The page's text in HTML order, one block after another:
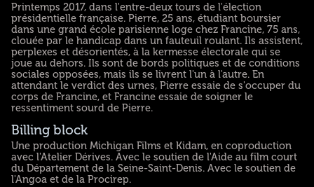
Printemps 2017, dans l'entre-deux tours de l'élection
présidentielle française. Pierre, 25 ans, étudiant boursier
dans une grand école parisienne loge chez Francine, 75 ans,
clouée par le handicap dans un fauteuil roulant. Ils assistent,
perplexes et désorientés, à la kermesse électorale qui se
joue au dehors. Ils sont de bords politiques et de conditions
sociales opposées, mais ils se livrent l'un à l'autre. En
attendant le verdict des urnes, Pierre essaie de s'occuper du
corps de Francine, et Francine essaie de soigner le
ressentiment sourd de Pierre.
Billing block
Une production Michigan Films et Kidam, en coproduction
avec l'Atelier Dérives. Avec le soutien de l'Aide au film court
du Département de la Seine-Saint-Denis. Avec le soutien de
l'Angoa et de la Procirep.